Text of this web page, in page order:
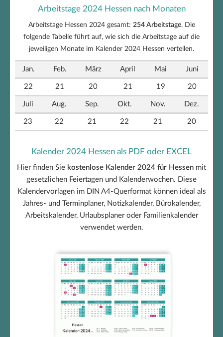
Arbeitstage 2024 Hessen nach Monaten
Arbeitstage Hessen 2024 gesamt: 254 Arbeitstage. Die
folgende Tabelle führt auf, wie sich die Arbeitstage auf die
jeweiligen Monate im Kalender 2024 Hessen verteilen.
Jan. Feb. März April Mai Juni
22 21 20 21 19 20
Juli Aug. Sep. Okt. Nov. Dez.
23 22 21 22 21 20
Kalender 2024 Hessen als PDF oder EXCEL
Hier finden Sie kostenlose Kalender 2024 für Hessen mit
gesetzlichen Feiertagen und Kalenderwochen. Diese
Kalendervorlagen im DIN A4-Querformat können ideal als
Jahres- und Terminplaner, Notizkalender, Bürokalender,
Arbeitskalender, Urlaubsplaner oder Familienkalender
verwendet werden.
Hessen Kalender 2024 +
Feiertage